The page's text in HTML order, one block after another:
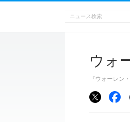
ウォ
『ウォーレン